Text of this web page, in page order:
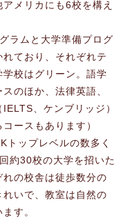
メリカにも6校を構え
ラムと大学準備プログ
ており、それぞれテ
校はグリーン。語学
のほか、法律英語、
、ケンブリッジ）
ースもあります）
トップレベルの数多く
約30校の大学を招いた
の校舎は徒歩数分の
いで、教室は自然の
す。